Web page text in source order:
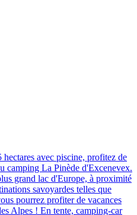
avec piscine, profitez de
camping La Pinède d'Excenevex.
grand lac d'Europe, à proximité
savoyardes telles que
pourrez profiter de vacances
Alpes ! En tente, camping-car